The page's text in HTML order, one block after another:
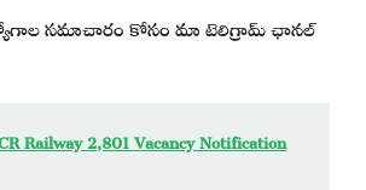
సమాచారం కోసం మా టెలిగ్రామ్ ఛానల్
Railway 2,801 Vacancy Notification